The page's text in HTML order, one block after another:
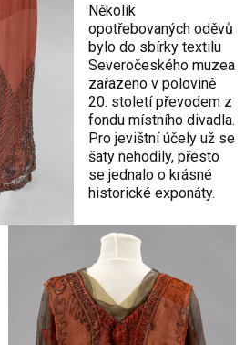
Několik
opotřebovaných oděvů
bylo do sbírky textilu
Severočeského muzea
zařazeno v polovině
20. století převodem z
fondu místního divadla.
Pro jevištní účely už se
šaty nehodily, přesto
se jednalo o krásné
historické exponáty.